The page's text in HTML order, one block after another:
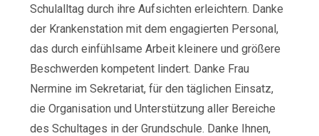
Schulalltag durch ihre Aufsichten erleichtern. Danke
der Krankenstation mit dem engagierten Personal,
das durch einfühlsame Arbeit kleinere und größere
Beschwerden kompetent lindert. Danke Frau
Nermine im Sekretariat, für den täglichen Einsatz,
die Organisation und Unterstützung aller Bereiche
des Schultages in der Grundschule. Danke Ihnen,